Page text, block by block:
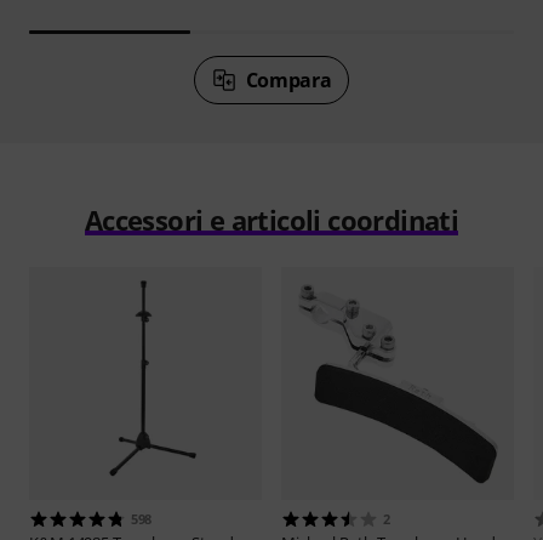
Compara
Accessori e articoli coordinati
598 2